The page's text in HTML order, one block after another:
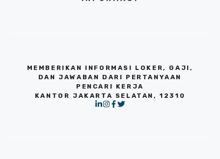
MEMBERIKAN INFORMASI LOKER, GAJI,
DAN JAWABAN DARI PERTANYAAN
PENCARI KERJA
KANTOR JAKARTA SELATAN, 12310